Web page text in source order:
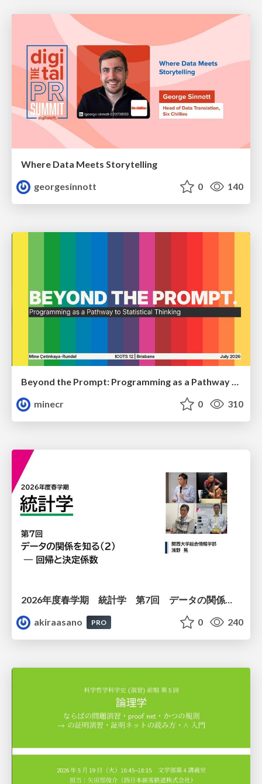
Where Data Meets Storytelling
georgesinnott
0 140
Beyond the Prompt: Programming as a Pathway to Statistical Thinking
minecr
0 310
akiraasano
PRO 0 240